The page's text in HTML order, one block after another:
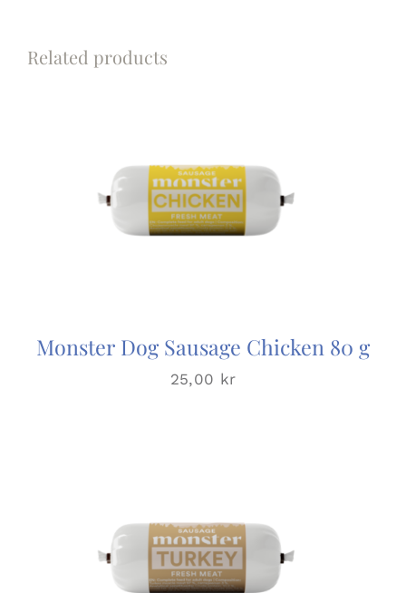
Related products
Monster Dog Sausage Chicken 80 g
25,00 kr